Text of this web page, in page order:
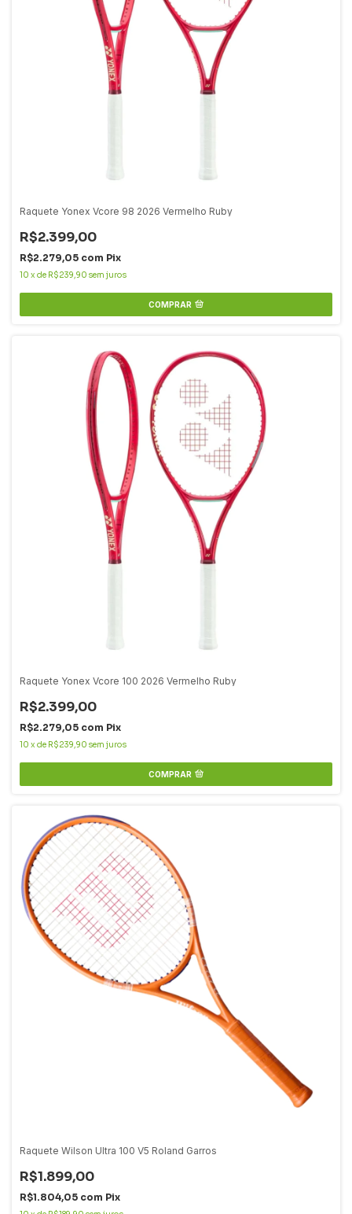
Raquete Yonex Vcore 98 2026 Vermelho Ruby
R$2.399,00
R$2.279,05 com Pix
10 x de R$239,90 sem juros
COMPRAR
Raquete Yonex Vcore 100 2026 Vermelho Ruby
R$2.399,00
R$2.279,05 com Pix
10 x de R$239,90 sem juros
COMPRAR
Raquete Wilson Ultra 100 V5 Roland Garros
R$1.899,00
R$1.804,05 com Pix